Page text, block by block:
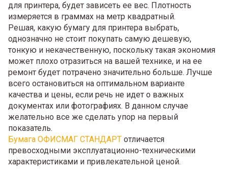
для принтера, будет зависеть ее вес. Плотность
измеряется в граммах на метр квадратный.
Решая, какую бумагу для принтера выбрать,
однозначно не стоит покупать самую дешевую,
тонкую и некачественную, поскольку такая экономия
может плохо отразиться на вашей технике, и на ее
ремонт будет потрачено значительно больше. Лучше
всего остановиться на оптимальном варианте
качества и цены, если речь не идет о важных
документах или фотографиях. В данном случае
желательно все же сделать упор на первый
показатель.
Бумага ОФИСМАГ СТАНДАРТ отличается
превосходными эксплуатационно-техническими
характеристиками и привлекательной ценой.